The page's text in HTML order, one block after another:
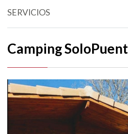
SERVICIOS
Camping SoloPuent